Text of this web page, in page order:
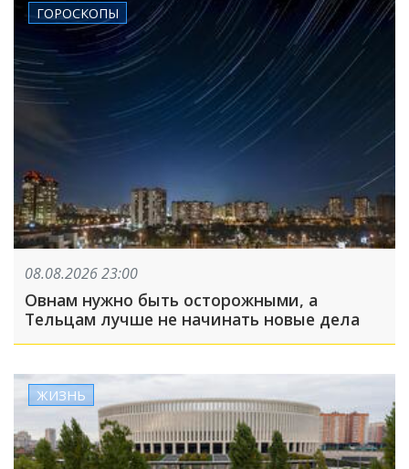
ГОРОСКОПЫ
08.08.2026 23:00
Овнам нужно быть осторожными, а
Тельцам лучше не начинать новые дела
ЖИЗНЬ